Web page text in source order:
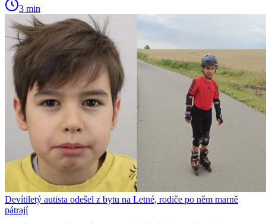
3 min
Devítiletý autista odešel z bytu na Letné, rodiče po něm marně
pátrají